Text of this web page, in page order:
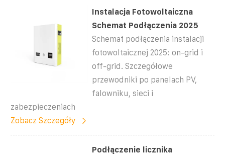
Instalacja Fotowoltaiczna
Schemat Podłączenia 2025
Schemat podłączenia instalacji
fotowoltaicznej 2025: on-grid i
off-grid. Szczegółowe
przewodniki po panelach PV,
falowniku, sieci i
zabezpieczeniach
Zobacz Szczegóły
Podłączenie licznika